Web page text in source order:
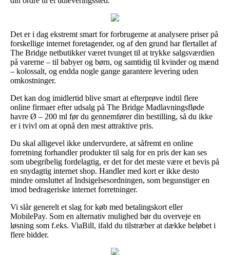
Det er i dag ekstremt smart for forbrugerne at analysere priser på
forskellige internet foretagender, og af den grund har flertallet af
The Bridge netbutikker været tvunget til at trykke salgsværdien
på varerne – til babyer og børn, og samtidig til kvinder og mænd
– kolossalt, og endda nogle gange garantere levering uden
omkostninger.
Det kan dog imidlertid blive smart at efterprøve indtil flere
online firmaer efter udsalg på The Bridge Madlavningsfløde
havre Ø – 200 ml før du gennemfører din bestilling, så du ikke
er i tvivl om at opnå den mest attraktive pris.
Du skal alligevel ikke undervurdere, at såfremt en online
forretning forhandler produkter til salg for en pris der kan ses
som ubegribelig fordelagtig, er det for det meste være et bevis på
en snydagtig internet shop. Handler med kort er ikke desto
mindre omsluttet af Indsigelsesordningen, som begunstiger en
imod bedrageriske internet forretninger.
Vi slår generelt et slag for køb med betalingskort eller
MobilePay. Som en alternativ mulighed bør du overveje en
løsning som f.eks. ViaBill, ifald du tilstræber at dække beløbet i
flere bidder.